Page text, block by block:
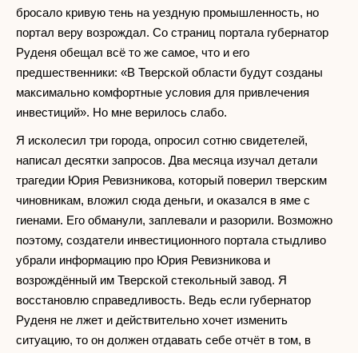
бросало кривую тень на уездную промышленность, но
портал веру возрождал. Со страниц портала губернатор
Руденя обещал всё то же самое, что и его
предшественники: «В Тверской области будут созданы
максимально комфортные условия для привлечения
инвестиций». Но мне верилось слабо.
Я исколесил три города, опросил сотню свидетелей,
написал десятки запросов. Два месяца изучал детали
трагедии Юрия Ревизникова, который поверил тверским
чиновникам, вложил сюда деньги, и оказался в яме с
гиенами. Его обманули, заплевали и разорили. Возможно
поэтому, создатели инвестиционного портала стыдливо
убрали информацию про Юрия Ревизникова и
возрождённый им Тверской стекольный завод. Я
восстановлю справедливость. Ведь если губернатор
Руденя не лжет и действительно хочет изменить
ситуацию, то он должен отдавать себе отчёт в том, в